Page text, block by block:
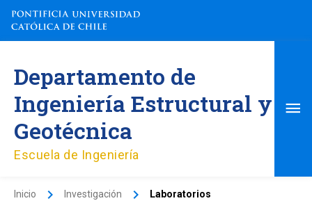
contenido
Departamento de
Ingeniería Estructural y
Geotécnica
Escuela de Ingeniería
Inicio Investigación Laboratorios